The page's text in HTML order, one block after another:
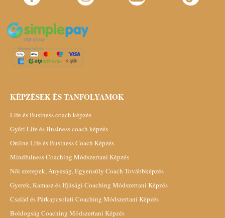
KÉPZÉSEK ÉS TANFOLYAMOK
Life és Business coach képzés
Győri Life és Business coach képzés
Online Life és Business Coach Képzés
Mindfulness Coaching Módszertani Képzés
Női szerepek, Anyaság, Egyensúly Coach Továbbképzés
Gyerek, Kamasz és Ifjúsági Coaching Módszertani Képzés
Család és Párkapcsolati Coaching Módszertani Képzés
Boldogság Coaching Módszertani Képzés